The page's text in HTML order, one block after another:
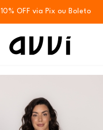
10% OFF via Pix ou Boleto